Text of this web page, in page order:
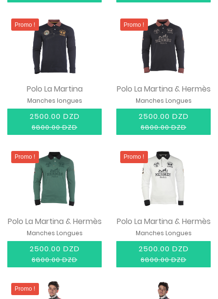
Promo !
Polo La Martina
Manches longues
2500.00 DZD
6800.00 DZD
Promo !
Polo La Martina & Hermès
Manches Longues
2500.00 DZD
6800.00 DZD
Promo !
Polo La Martina & Hermès
Manches Longues
2500.00 DZD
6800.00 DZD
Promo !
Polo La Martina & Hermès
Manches Longues
2500.00 DZD
6800.00 DZD
Promo !